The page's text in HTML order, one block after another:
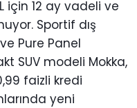
için 12 ay vadeli ve
Sportif dış
Pure Panel
SUV modeli Mokka,
faizli kredi
yeni